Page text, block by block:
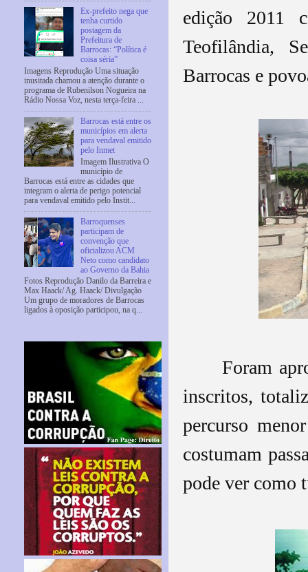
edição 2011
Teofilândia,
Barrocas e
Foram
inscritos,
percurso
costumam
pode ver como
Ex-prefeito nega que
tenha curtido
postagem da
Prefeitura de
Barrocas: “Política é
coisa séria”
Imagens Reprodução Uma situação
inusitada chamou a atenção durante o
programa de Rubenilson Nogueira na
Rádio Nossa Voz, nesta terça-feira ...
Barrocas está entre os
municípios em alerta
para vendaval emitido
pelo Inmet
Imagem Ilustrativa O
município de
Barrocas está entre as cidades que
integram o alerta de perigo potencial
para vendaval emitido pelo Instit...
Barroquenses
participam de
convenção que
oficializou ACM
Neto como candidato
ao Governo da Bahia
Fotos Reprodução Danilo da Barreira e
Max Haack/ Ag. Haack/ Divulgação
Um grupo de moradores de Barrocas
ligados à oposição participou, na q...